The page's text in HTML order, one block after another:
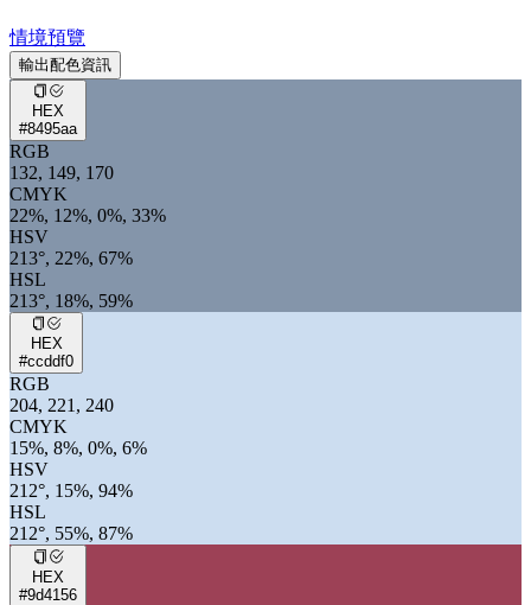
情境預覽
輸出配色資訊
HEX
#8495aa
RGB
132, 149, 170
CMYK
22%, 12%, 0%, 33%
HSV
213°, 22%, 67%
HSL
213°, 18%, 59%
HEX
#ccddf0
RGB
204, 221, 240
CMYK
15%, 8%, 0%, 6%
HSV
212°, 15%, 94%
HSL
212°, 55%, 87%
HEX
#9d4156